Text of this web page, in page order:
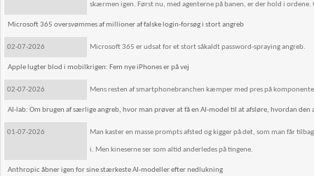
skærmen igen. Først nu, med agenterne på banen, er der hold i ordene.
Microsoft 365 oversvømmes af millioner af falske login-forsøg i stort angreb
02-07-2026 Microsoft 365 er udsat for et stort såkaldt password-spraying angreb.
Apple lugter blod i mobilkrigen: Fem nye iPhones er på vej
02-07-2026 Mens resten af smartphonebranchen kæmper med pres på
AI-lab: Om brugen af særlige angreb, hvor man prøver at få en AI-model til at afsløre, hvordan den
01-07-2026 Man kaster en masse prompts afsted og kigger på det, som man får
i. Men kineserne ser som altid anderledes på tingene.
Anthropic åbner igen for sine stærkeste AI-modeller efter nedlukning